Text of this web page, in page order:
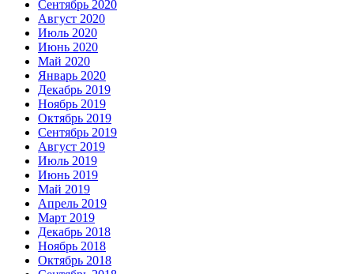
Сентябрь 2020
Август 2020
Июль 2020
Июнь 2020
Май 2020
Январь 2020
Декабрь 2019
Ноябрь 2019
Октябрь 2019
Сентябрь 2019
Август 2019
Июль 2019
Июнь 2019
Май 2019
Апрель 2019
Март 2019
Декабрь 2018
Ноябрь 2018
Октябрь 2018